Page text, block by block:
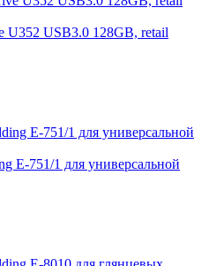
USB3.0 128GB, retail
E-751/1 для универсальной